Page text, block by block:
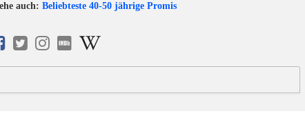
auch: Beliebteste 40-50 jährige Promis